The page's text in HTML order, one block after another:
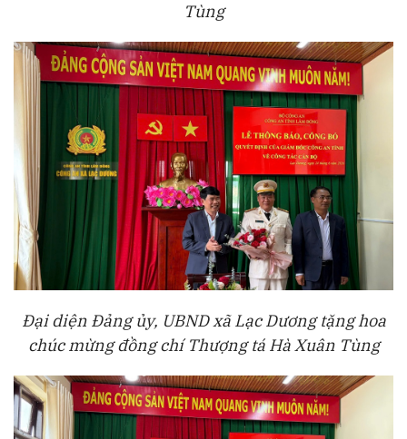
Tùng
Đại diện Đảng ủy, UBND xã Lạc Dương tặng hoa
chúc mừng đồng chí Thượng tá Hà Xuân Tùng